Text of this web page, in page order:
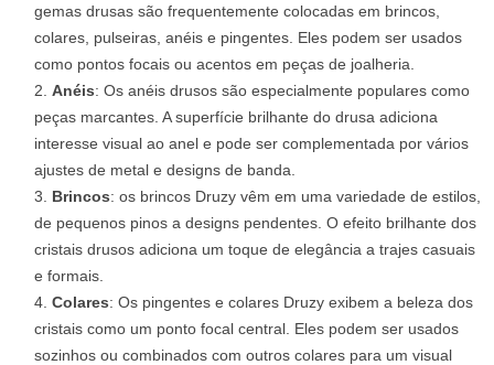
gemas drusas são frequentemente colocadas em brincos,
colares, pulseiras, anéis e pingentes. Eles podem ser usados ​​
como pontos focais ou acentos em peças de joalheria.
Anéis: Os anéis drusos são especialmente populares como
peças marcantes. A superfície brilhante do drusa adiciona
interesse visual ao anel e pode ser complementada por vários
ajustes de metal e designs de banda.
Brincos: os brincos Druzy vêm em uma variedade de estilos,
de pequenos pinos a designs pendentes. O efeito brilhante dos
cristais drusos adiciona um toque de elegância a trajes casuais
e formais.
Colares: Os pingentes e colares Druzy exibem a beleza dos
cristais como um ponto focal central. Eles podem ser usados ​​
sozinhos ou combinados com outros colares para um visual